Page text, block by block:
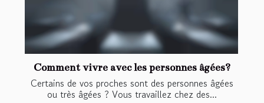
Comment vivre avec les personnes âgées?
Certains de vos proches sont des personnes âgées
ou très âgées ? Vous travaillez chez des...